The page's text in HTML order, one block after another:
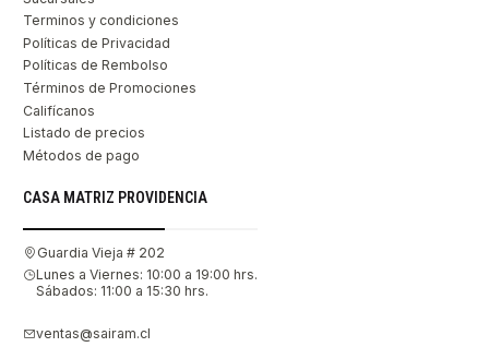
Terminos y condiciones
Políticas de Privacidad
Políticas de Rembolso
Términos de Promociones
Califícanos
Listado de precios
Métodos de pago
CASA MATRIZ PROVIDENCIA
Guardia Vieja # 202
Lunes a Viernes: 10:00 a 19:00 hrs.
Sábados: 11:00 a 15:30 hrs.
ventas@sairam.cl